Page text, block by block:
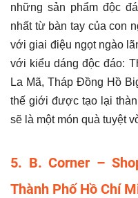
những sản phẩm độc
nhất từ bàn tay của con
với giai điệu ngọt ngào
với kiểu dáng độc đáo:
La Mã, Tháp Đồng Hồ
thế giới được tạo lại
sẽ là một món quà tuyệt
5. B. Corner –
Thành Phố Hồ Chí